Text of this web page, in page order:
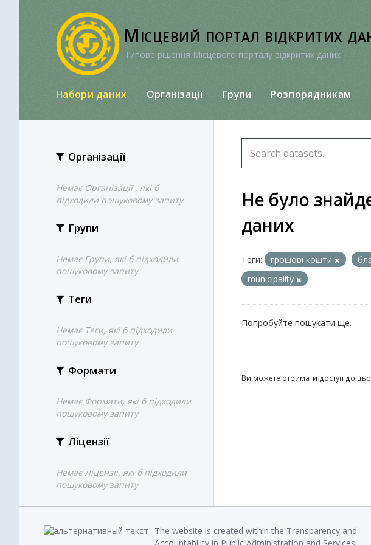
Місцевий портал відкритих
Типове рішення Місцевого порталу відкритих даних
Набори даних Організації Групи Розпорядникам
Організації
Немає Організації , які б
підходили пошуковому запиту
Групи
Немає Групи, які б підходили
пошуковому запиту
Теги
Немає Теги, які б підходили
пошуковому запиту
Формати
Немає Формати, які б підходили
пошуковому запиту
Ліцензії
Немає Ліцензії, які б підходили
пошуковому запиту
Не було
даних
Теги: грошові кошти
municipality
Попробуйте пошукати ще.
Ви можете отримати доступ до
The website is created within the Transparency and